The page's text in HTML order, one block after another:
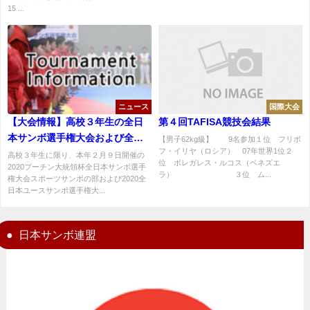
15 ...
ニュース
【大会情報】高校３年生の全日
本サンボ選手権大会および全日
本ユースサンボ選手権大会のダ
ブルエントリーについて
高校３年生に限り、本年２月９日開催の
2020プーチン大統領杯全日本サンボ選手
権大会スポーツサンボの部および2020全
日本ユースサンボ選手権大...
国際大会
第４回TAFISA競技会結果
【男子62kg級】 9名参加１位 フリボ
フ・イリヤ（ロシア） 07年世界1位２
位 ボレガレス・ルコス（ベネズエ
ラ） ３位 ム...
日本サンボ連盟